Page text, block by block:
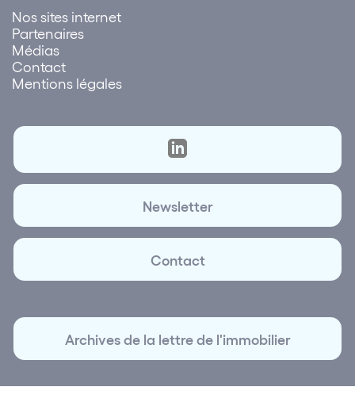
Nos sites internet
Partenaires
Médias
Contact
Mentions légales
Newsletter
Contact
Archives de la lettre de l'immobilier